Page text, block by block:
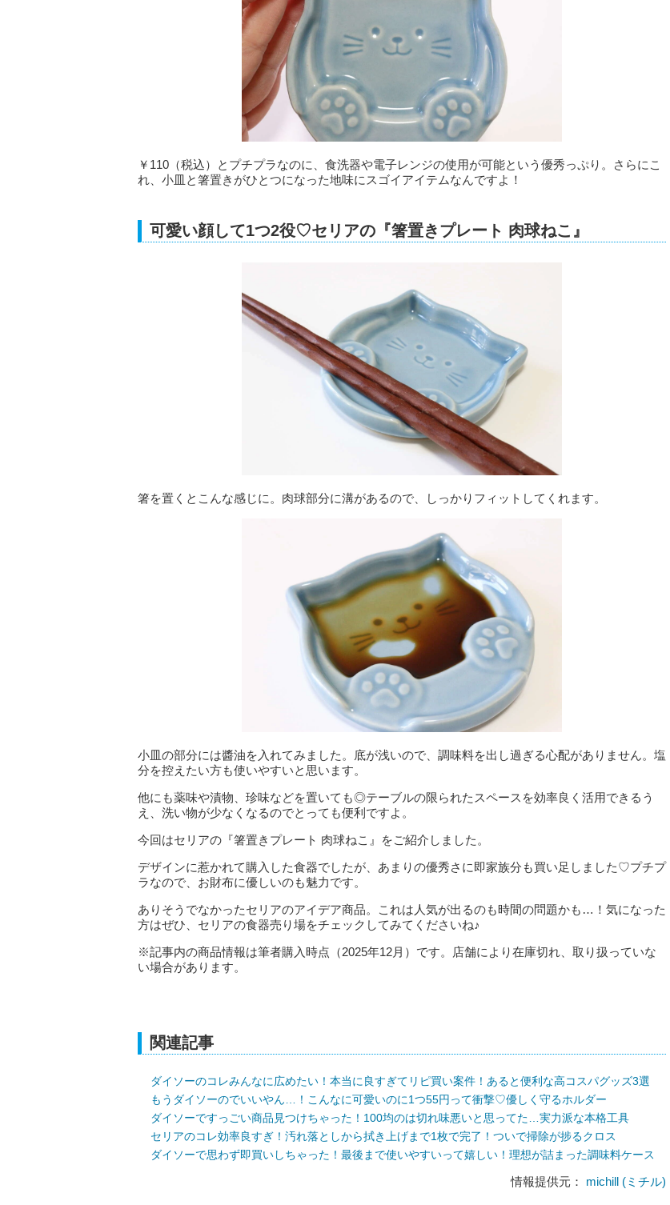
￥110（税込）とプチプラなのに、食洗器や電子レンジの使用が可能という優秀っぷり。さらにこ
れ、小皿と箸置きがひとつになった地味にスゴイアイテムなんですよ！
可愛い顔して1つ2役♡セリアの『箸置きプレート 肉球ねこ』
箸を置くとこんな感じに。肉球部分に溝があるので、しっかりフィットしてくれます。
小皿の部分には醬油を入れてみました。底が浅いので、調味料を出し過ぎる心配がありません。塩
分を控えたい方も使いやすいと思います。
他にも薬味や漬物、珍味などを置いても◎テーブルの限られたスペースを効率良く活用できるう
え、洗い物が少なくなるのでとっても便利ですよ。
今回はセリアの『箸置きプレート 肉球ねこ』をご紹介しました。
デザインに惹かれて購入した食器でしたが、あまりの優秀さに即家族分も買い足しました♡プチプ
ラなので、お財布に優しいのも魅力です。
ありそうでなかったセリアのアイデア商品。これは人気が出るのも時間の問題かも…！気になった
方はぜひ、セリアの食器売り場をチェックしてみてくださいね♪
※記事内の商品情報は筆者購入時点（2025年12月）です。店舗により在庫切れ、取り扱っていな
い場合があります。
関連記事
ダイソーのコレみんなに広めたい！本当に良すぎてリピ買い案件！あると便利な高コスパグッズ3選
もうダイソーのでいいやん…！こんなに可愛いのに1つ55円って衝撃♡優しく守るホルダー
ダイソーですっごい商品見つけちゃった！100均のは切れ味悪いと思ってた…実力派な本格工具
セリアのコレ効率良すぎ！汚れ落としから拭き上げまで1枚で完了！ついで掃除が捗るクロス
ダイソーで思わず即買いしちゃった！最後まで使いやすいって嬉しい！理想が詰まった調味料ケース
情報提供元： michill (ミチル)